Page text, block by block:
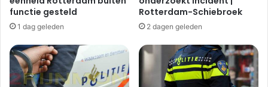
n
s
h
r
n
e
d
o
o
p
functie gesteld
1 dag geleden
Rotterdam-Schiebroek
2 dagen geleden